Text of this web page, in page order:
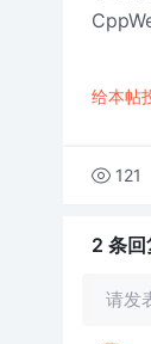
给本帖
121
2 条回
请发